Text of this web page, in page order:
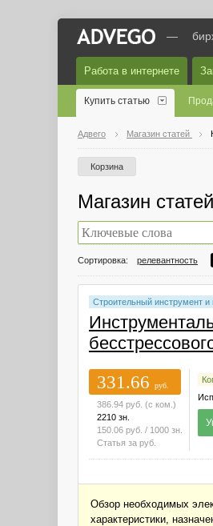
—
Работа в интернете
Купить статью
Адвего Магазин статей
Корзина
Магазин
Сортировка: релевантность
Строительный инструмент
331.66
руб.
386.94 руб. (с ком.)
2210 зн.
150.06 руб. / 1000 зн.
Статья за руб.
Обзор необходимых
характеристики,